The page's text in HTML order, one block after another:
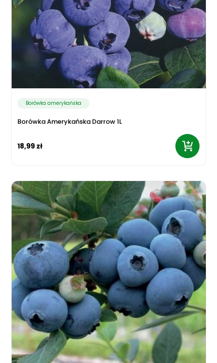
Borówka amerykańska
Borówka Amerykańska Darrow 1L
18,99 zł